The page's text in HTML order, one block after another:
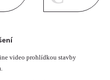
video prohlídkou stavby